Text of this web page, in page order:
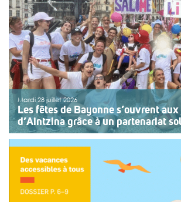
Mardi 28 juillet 2026
Les fêtes de Bayonne s’ouvrent
d’Aintzina grâce à un partenariat
Une organisation collective au service
Depuis sept ans, l’association ouvre le
fêtes de Bayonne à une structure
enfants ou des adolescents en
ou de fragilité. Cette année, le choix […]
>>Lire la suite